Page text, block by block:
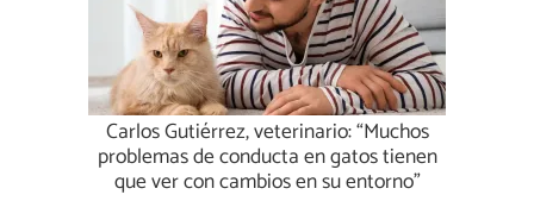
Carlos Gutiérrez, veterinario: “Muchos
problemas de conducta en gatos tienen
que ver con cambios en su entorno”